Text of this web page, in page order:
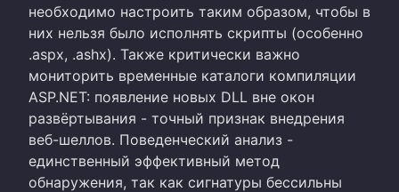
необходимо настроить таким образом, чтобы в
них нельзя было исполнять скрипты (особенно
.aspx, .ashx). Также критически важно
мониторить временные каталоги компиляции
ASP.NET: появление новых DLL вне окон
развёртывания - точный признак внедрения
веб-шеллов. Поведенческий анализ -
единственный эффективный метод
обнаружения, так как сигнатуры бессильны